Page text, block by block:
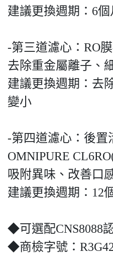
建議更換週期：6個
-第三道濾心：RO
去除重金屬離子、
建議更換週期：去
變小
-第四道濾心：後置
OMNIPURE
吸附異味、改善口
建議更換週期：12
◆可選配CNS8088
◆商檢字號：